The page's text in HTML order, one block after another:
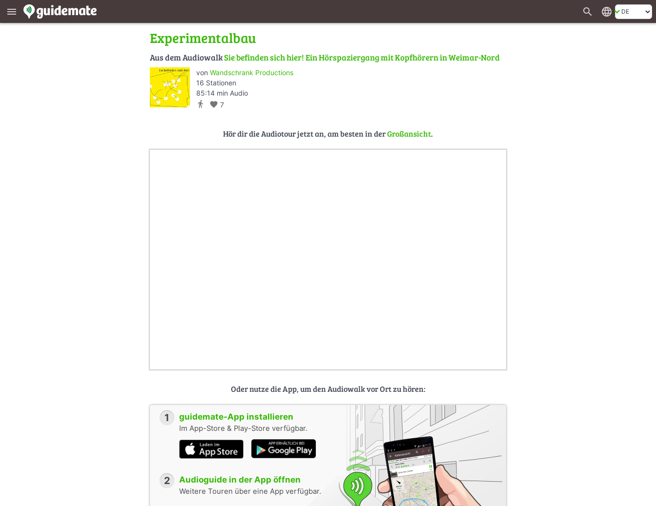
menu search language
Experimentalbau
Aus dem AudiowalkSie befinden sich hier! Ein Hörspaziergang mit Kopfhörern in Weimar-Nord
von Wandschrank Productions
16 Stationen
85:14 min Audio
directions_walk favorite 7
Hör dir die Audiotour jetzt an, am besten in derGroßansicht.
Oder nutze die App, um den Audiowalk vor Ort zu hören:
1 guidemate-App installieren
Im App-Store & Play-Store verfügbar.
2 Audioguide in der App öffnen
Weitere Touren über eine App verfügbar.